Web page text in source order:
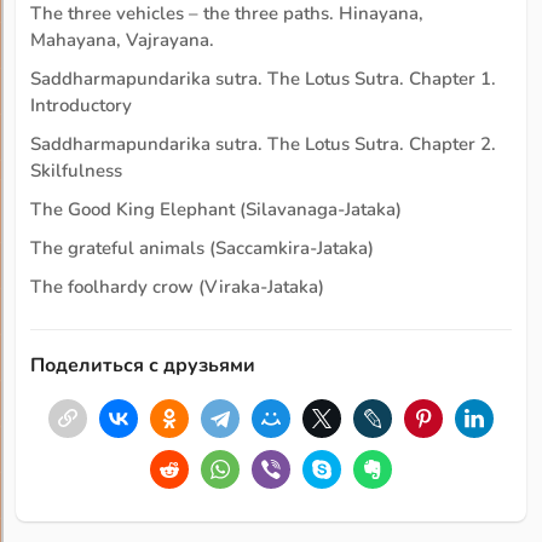
The three vehicles – the three paths. Hinayana,
Mahayana, Vajrayana.
Saddharmapundarika sutra. The Lotus Sutra. Chapter 1.
Introductory
Saddharmapundarika sutra. The Lotus Sutra. Chapter 2.
Skilfulness
The Good King Elephant (Silavanaga-Jataka)
The grateful animals (Saccamkira-Jataka)
The foolhardy crow (Viraka-Jataka)
Поделиться с друзьями